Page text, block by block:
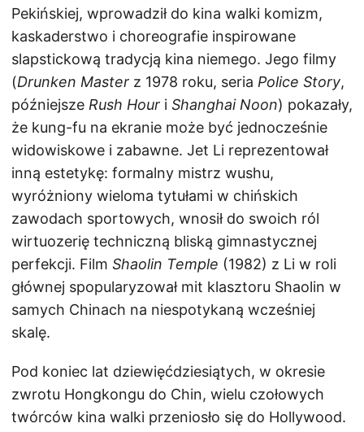
Pekińskiej, wprowadził do kina walki komizm,
kaskaderstwo i choreografie inspirowane
slapstickową tradycją kina niemego. Jego filmy
(Drunken Master z 1978 roku, seria Police Story,
późniejsze Rush Hour i Shanghai Noon) pokazały,
że kung-fu na ekranie może być jednocześnie
widowiskowe i zabawne. Jet Li reprezentował
inną estetykę: formalny mistrz wushu,
wyróżniony wieloma tytułami w chińskich
zawodach sportowych, wnosił do swoich ról
wirtuozerię techniczną bliską gimnastycznej
perfekcji. Film Shaolin Temple (1982) z Li w roli
głównej spopularyzował mit klasztoru Shaolin w
samych Chinach na niespotykaną wcześniej
skalę.
Pod koniec lat dziewięćdziesiątych, w okresie
zwrotu Hongkongu do Chin, wielu czołowych
twórców kina walki przeniosło się do Hollywood.